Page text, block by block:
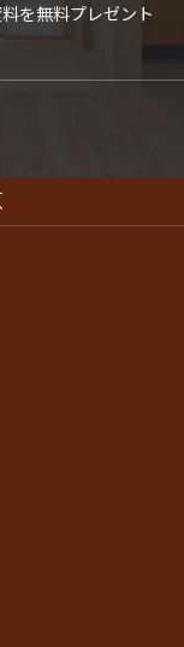
を無料プレゼント